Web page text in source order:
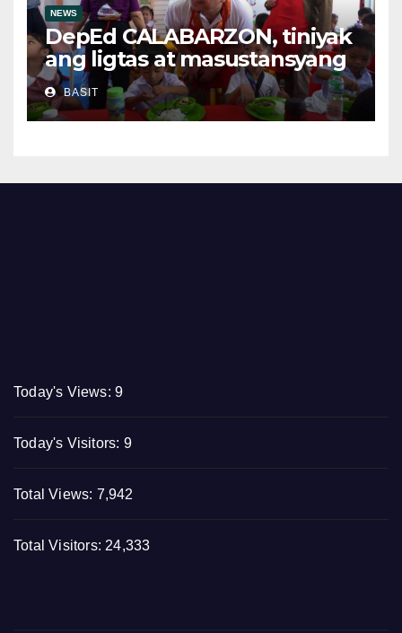
NEWS
DepEd CALABARZON, tiniyak
ang ligtas at masustansyang
pagkain sa School-Based
Feeding Program
BASIT
Today's Views: 9
Today's Visitors: 9
Total Views: 7,942
Total Visitors: 24,333